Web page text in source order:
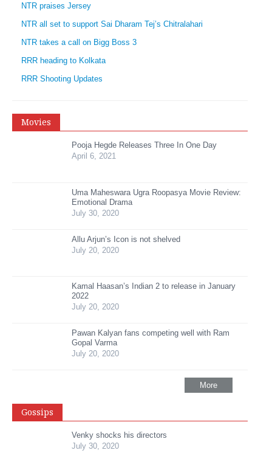
NTR praises Jersey
NTR all set to support Sai Dharam Tej’s Chitralahari
NTR takes a call on Bigg Boss 3
RRR heading to Kolkata
RRR Shooting Updates
Movies
Pooja Hegde Releases Three In One Day
April 6, 2021
Uma Maheswara Ugra Roopasya Movie Review:
Emotional Drama
July 30, 2020
Allu Arjun’s Icon is not shelved
July 20, 2020
Kamal Haasan’s Indian 2 to release in January
2022
July 20, 2020
Pawan Kalyan fans competing well with Ram
Gopal Varma
July 20, 2020
More
Gossips
Venky shocks his directors
July 30, 2020